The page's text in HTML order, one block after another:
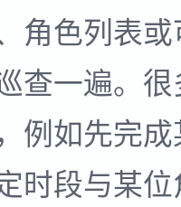
角色列表
查一遍。
例如先完
时段与某